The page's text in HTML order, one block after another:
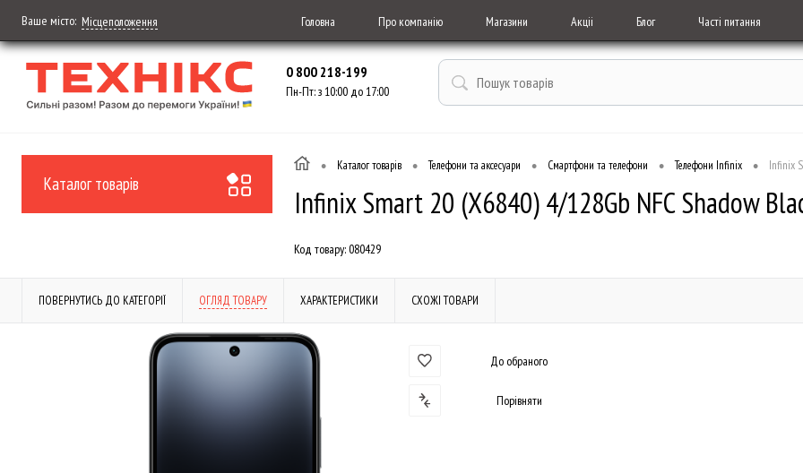
Ваше місто: Місцеположення Головна Про компанію Магазини Акціі Блог Часті питання
0 800 218-199
Пн-Пт: з 10:00 до 17:00
Каталог товарів
• Каталог товарів • Телефони та аксесуари • Смартфони та телефони • Телефони Infinix • Infinix
Infinix Smart 20 (X6840) 4/128Gb NFC Shadow
Код товару:080429
ПОВЕРНУТИСЬ ДО КАТЕГОРІЇ ОГЛЯД ТОВАРУ ХАРАКТЕРИСТИКИ СХОЖІ ТОВАРИ
До обраного
Порівняти